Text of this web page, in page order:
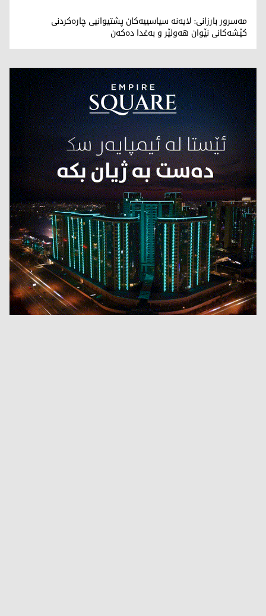
مەسرور بارزانی: لایەنە سیاسییەکان پشتیوانیی چارەکردنی
کێشەکانی نێوان هەولێر و بەغدا دەکەن